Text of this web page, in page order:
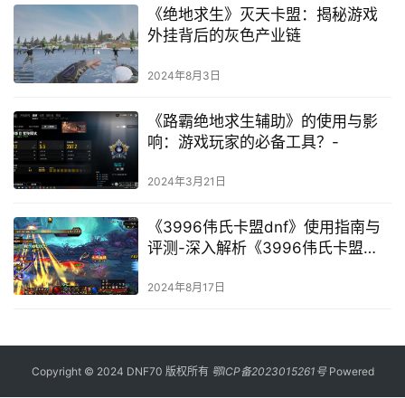
《绝地求生》灭天卡盟：揭秘游戏
外挂背后的灰色产业链
2024年8月3日
《路霸绝地求生辅助》的使用与影
响：游戏玩家的必备工具？-
2024年3月21日
《3996伟氏卡盟dnf》使用指南与
评测-深入解析《3996伟氏卡盟
2024年8月17日
Copyright © 2024 DNF70 版权所有 鄂ICP备2023015261号Powered